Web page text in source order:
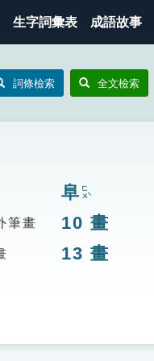
生字詞彙表 成語故事
詞條檢索 全文檢索
阜ㄈㄨˋ
筆畫 10 畫
13 畫